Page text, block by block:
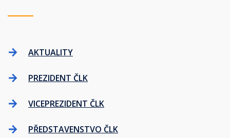
AKTUALITY
PREZIDENT ČLK
VICEPREZIDENT ČLK
PŘEDSTAVENSTVO ČLK